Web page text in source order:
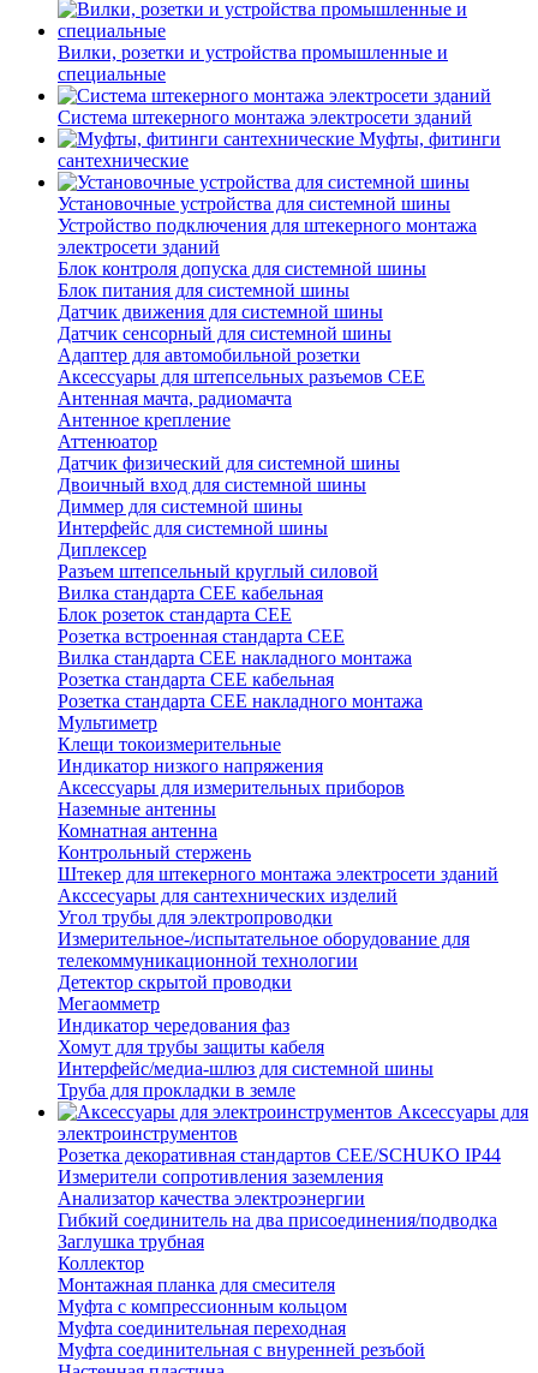
Вилки, розетки и устройства промышленные и
специальные
Система штекерного монтажа электросети зданий
Муфты, фитинги
сантехнические
Установочные устройства для системной шины
Устройство подключения для штекерного монтажа
электросети зданий
Блок контроля допуска для системной шины
Блок питания для системной шины
Датчик движения для системной шины
Датчик сенсорный для системной шины
Адаптер для автомобильной розетки
Аксессуары для штепсельных разъемов CEE
Антенная мачта, радиомачта
Антенное крепление
Аттенюатор
Датчик физический для системной шины
Двоичный вход для системной шины
Диммер для системной шины
Интерфейс для системной шины
Диплексер
Разъем штепсельный круглый силовой
Вилка стандарта CEE кабельная
Блок розеток стандарта CEE
Розетка встроенная стандарта CEE
Вилка стандарта CEE накладного монтажа
Розетка стандарта СЕЕ кабельная
Розетка стандарта СЕЕ накладного монтажа
Мультиметр
Клещи токоизмерительные
Индикатор низкого напряжения
Аксессуары для измерительных приборов
Наземные антенны
Комнатная антенна
Контрольный стержень
Штекер для штекерного монтажа электросети зданий
Акссесуары для сантехнических изделий
Угол трубы для электропроводки
Измерительное-/испытательное оборудование для
телекоммуникационной технологии
Детектор скрытой проводки
Мегаомметр
Индикатор чередования фаз
Хомут для трубы защиты кабеля
Интерфейс/медиа-шлюз для системной шины
Труба для прокладки в земле
Аксессуары для
электроинструментов
Розетка декоративная стандартов CEE/SCHUKO IP44
Измерители сопротивления заземления
Анализатор качества электроэнергии
Гибкий соединитель на два присоединения/подводка
Заглушка трубная
Коллектор
Монтажная планка для смесителя
Муфта с компрессионным кольцом
Муфта соединительная переходная
Муфта соединительная с внуренней резъбой